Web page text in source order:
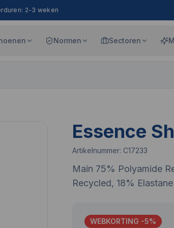
2-3 weken
Normen Sectoren
Essence
Artikelnummer: C17233
Main 75% Polyamide
Recycled, 18% Elastane
WEBKORTING -5%